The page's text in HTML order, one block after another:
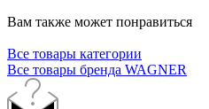
Вам также может понравиться
Все товары категории
Все товары бренда WAGNER